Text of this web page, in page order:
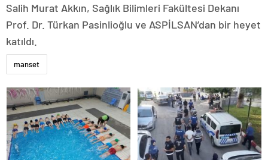
Salih Murat Akkın, Sağlık Bilimleri Fakültesi Dekanı
Prof. Dr. Türkan Pasinlioğlu ve ASPİLSAN’dan bir heyet
katıldı.
manset